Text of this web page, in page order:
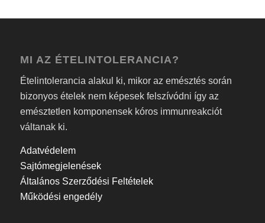
MI AZ ÉTELINTOLERANCIA?
Ételintolerancia alakul ki, mikor az emésztés során
bizonyos ételek nem képesek felszívódni így az
emésztetlen komponensek kóros immunreakciót
váltanak ki.
Adatvédelem
Sajtómegjelenések
Általános Szerződési Feltételek
Működési engedély